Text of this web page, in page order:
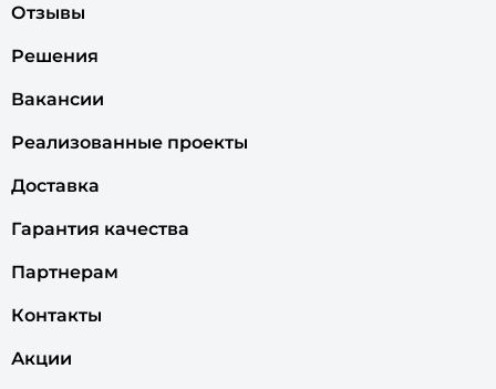
Отзывы
Решения
Вакансии
Реализованные проекты
Доставка
Гарантия качества
Партнерам
Контакты
Акции